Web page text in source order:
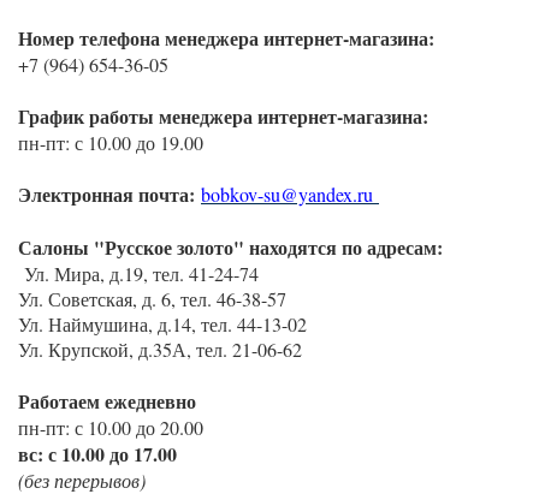
Номер телефона менеджера интернет-магазина:
+7 (964) 654-36-05
График работы менеджера интернет-магазина:
пн-пт: с 10.00 до 19.00
Электронная почта: bobkov-su@yandex.ru
Салоны "Русское золото" находятся по адресам:
Ул. Мира, д.19, тел. 41-24-74
Ул. Советская, д. 6, тел. 46-38-57
Ул. Наймушина, д.14, тел. 44-13-02
Ул. Крупской, д.35А, тел. 21-06-62
Работаем ежедневно
пн-пт: с 10.00 до 20.00
вс: с 10.00 до 17.00
(без перерывов)